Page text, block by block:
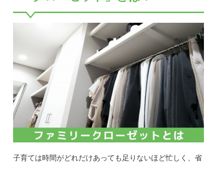
子育ては時間がどれだけあっても足りないほど忙しく、省